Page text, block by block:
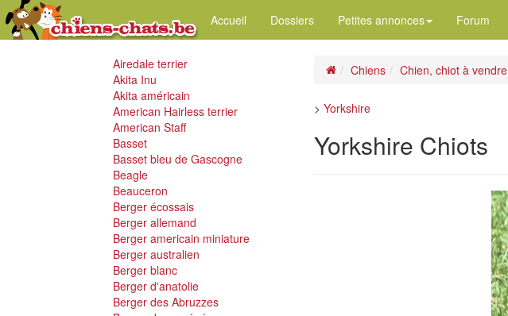
Accueil Dossiers Petites annonces Forum
Airedale terrier
Akita Inu
Akita américain
American Hairless terrier
American Staff
Basset
Basset bleu de Gascogne
Beagle
Beauceron
Berger écossais
Berger allemand
Berger americain miniature
Berger australien
Berger blanc
Berger d'anatolie
Berger des Abruzzes
Chiens Chien, chiot à vendre
> Yorkshire
Yorkshire Chiots